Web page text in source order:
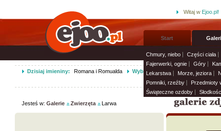
Witaj w Ejoo.pl!
Start
Chmury, niebo
Części ciała
Fajerwerki, ognie
Góry
Lekarstwa
Morze, jeziora
Pomniki, rzeźby
Przedmioty
Świąteczne ozdoby
Dzisiaj imieniny: Romana i Romualda Wybierz życzenia imieninowe i
Jesteś w:Galerie Zwierzęta Larwa